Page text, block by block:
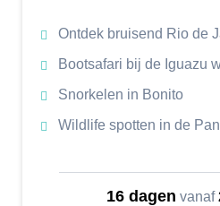
Ontdek bruisend Rio de
Bootsafari bij de Iguazu
Snorkelen in Bonito
Wildlife spotten in de
16 dagen vanaf